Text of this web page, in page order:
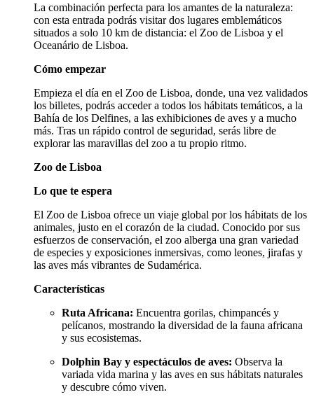
La combinación perfecta para los amantes de la naturaleza:
con esta entrada podrás visitar dos lugares emblemáticos
situados a solo 10 km de distancia: el Zoo de Lisboa y el
Oceanário de Lisboa.
Cómo empezar
Empieza el día en el Zoo de Lisboa, donde, una vez validados
los billetes, podrás acceder a todos los hábitats temáticos, a la
Bahía de los Delfines, a las exhibiciones de aves y a mucho
más. Tras un rápido control de seguridad, serás libre de
explorar las maravillas del zoo a tu propio ritmo.
Zoo de Lisboa
Lo que te espera
El Zoo de Lisboa ofrece un viaje global por los hábitats de los
animales, justo en el corazón de la ciudad. Conocido por sus
esfuerzos de conservación, el zoo alberga una gran variedad
de especies y exposiciones inmersivas, como leones, jirafas y
las aves más vibrantes de Sudamérica.
Características
Ruta Africana: Encuentra gorilas, chimpancés y
pelícanos, mostrando la diversidad de la fauna africana
y sus ecosistemas.
Dolphin Bay y espectáculos de aves: Observa la
variada vida marina y las aves en sus hábitats naturales
y descubre cómo viven.